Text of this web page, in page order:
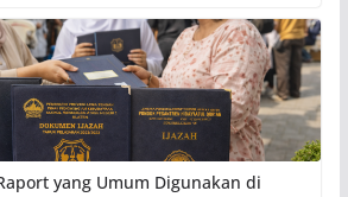
yang Umum Digunakan di